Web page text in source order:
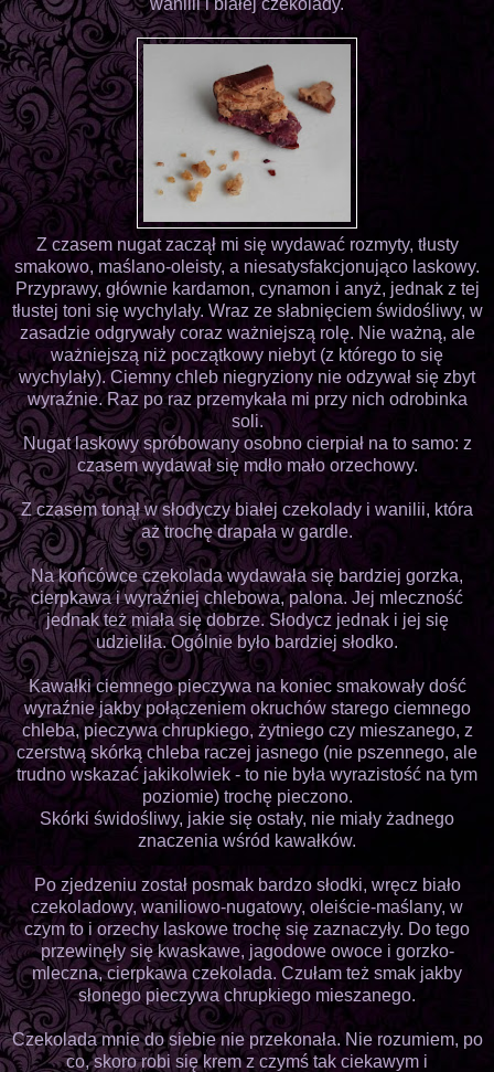
Z czasem nugat zaczął mi się wydawać rozmyty, tłusty
smakowo, maślano-oleisty, a niesatysfakcjonująco laskowy.
Przyprawy, głównie kardamon, cynamon i anyż, jednak z tej
tłustej toni się wychylały. Wraz ze słabnięciem świdośliwy, w
zasadzie odgrywały coraz ważniejszą rolę. Nie ważną, ale
ważniejszą niż początkowy niebyt (z którego to się
wychylały). Ciemny chleb niegryziony nie odzywał się zbyt
wyraźnie. Raz po raz przemykała mi przy nich odrobinka
soli.
Nugat laskowy spróbowany osobno cierpiał na to samo: z
czasem wydawał się mdło mało orzechowy.
Z czasem tonął w słodyczy białej czekolady i wanilii, która
aż trochę drapała w gardle.
Na końcówce czekolada wydawała się bardziej gorzka,
cierpkawa i wyraźniej chlebowa, palona. Jej mleczność
jednak też miała się dobrze. Słodycz jednak i jej się
udzieliła. Ogólnie było bardziej słodko.
Kawałki ciemnego pieczywa na koniec smakowały dość
wyraźnie jakby połączeniem okruchów starego ciemnego
chleba, pieczywa chrupkiego, żytniego czy mieszanego, z
czerstwą skórką chleba raczej jasnego (nie pszennego, ale
trudno wskazać jakikolwiek - to nie była wyrazistość na tym
poziomie) trochę pieczono.
Skórki świdośliwy, jakie się ostały, nie miały żadnego
znaczenia wśród kawałków.
Po zjedzeniu został posmak bardzo słodki, wręcz biało
czekoladowy, waniliowo-nugatowy, oleiście-maślany, w
czym to i orzechy laskowe trochę się zaznaczyły. Do tego
przewinęły się kwaskawe, jagodowe owoce i gorzko-
mleczna, cierpkawa czekolada. Czułam też smak jakby
słonego pieczywa chrupkiego mieszanego.
Czekolada mnie do siebie nie przekonała. Nie rozumiem, po
co, skoro robi się krem z czymś tak ciekawym i